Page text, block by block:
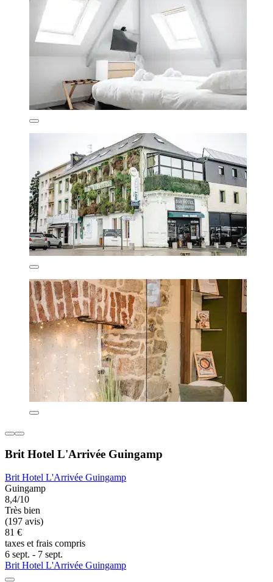
Brit Hotel L'Arrivée Guingamp
Brit Hotel L'Arrivée Guingamp
Guingamp
8,4/10
Très bien
(197 avis)
81 €
taxes et frais compris
6 sept. - 7 sept.
Brit Hotel L'Arrivée Guingamp